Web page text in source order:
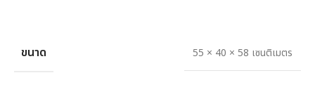
ขนาด 55 × 40 × 58 เซนติเมตร